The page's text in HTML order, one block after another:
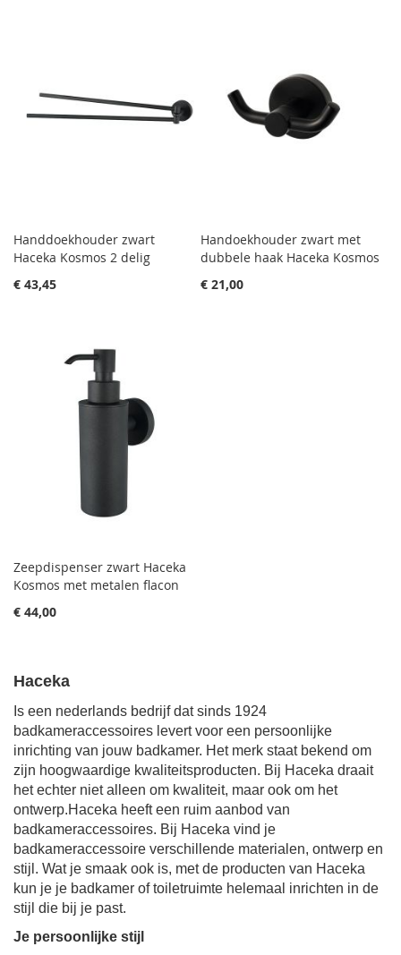
Handdoekhouder zwart
Haceka Kosmos 2 delig
€ 43,45
Handoekhouder zwart met
dubbele haak Haceka Kosmos
€ 21,00
Zeepdispenser zwart Haceka
Kosmos met metalen flacon
€ 44,00
Haceka
Is een nederlands bedrijf dat sinds 1924
badkameraccessoires levert voor een persoonlijke
inrichting van jouw badkamer. Het merk staat bekend om
zijn hoogwaardige kwaliteitsproducten. Bij Haceka draait
het echter niet alleen om kwaliteit, maar ook om het
ontwerp.Haceka heeft een ruim aanbod van
badkameraccessoires. Bij Haceka vind je
badkameraccessoire verschillende materialen, ontwerp en
stijl. Wat je smaak ook is, met de producten van Haceka
kun je je badkamer of toiletruimte helemaal inrichten in de
stijl die bij je past.
Je persoonlijke stijl